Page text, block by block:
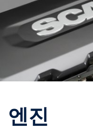
엔진